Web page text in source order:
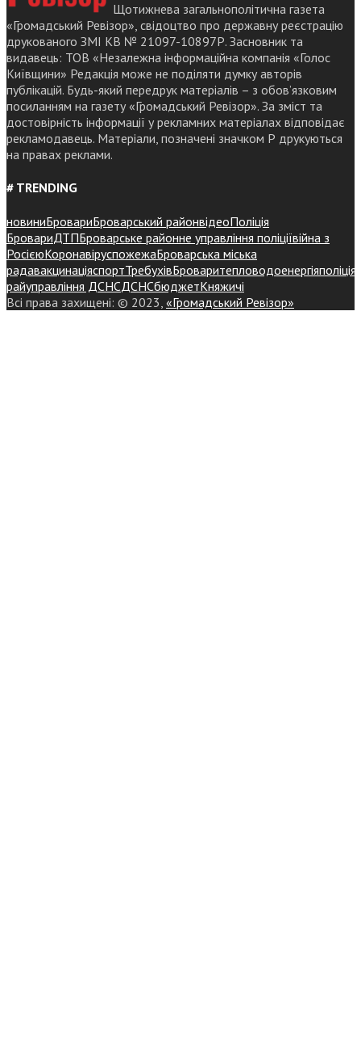
Щотижнева загальнополітична газета
«Громадський Ревізор», свідоцтво про державну реєстрацію
друкованого ЗМІ КВ № 21097-10897Р. Засновник та
видавець: ТОВ «Незалежна інформаційна компанія «Голос
Київщини» Редакція може не поділяти думку авторів
публікацій. Будь-який передрук матеріалів – з обов’язковим
посиланням на газету «Громадський Ревізор». За зміст та
достовірність інформації у рекламних матеріалах відповідає
рекламодавець. Матеріали, позначені значком Р друкуються
на правах реклами.
# TRENDING
новиниБровариБроварський районвідеоПоліція
БровариДТПБроварське районне управління поліціївійна з
РосієюКоронавіруспожежаБроварська міська
радавакцинаціяспортТребухівБроваритепловодоенергіяполіція
райуправління ДСНСДСНСбюджетКняжичі
Всі права захищені: © 2023, «Громадський Ревізор»